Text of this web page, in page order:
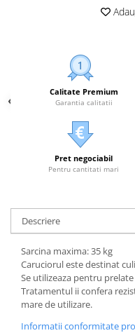
Calitate Premium
Garantia calitatii
Pret negociabil
Pentru cantitati mari
Descriere
Sarcina maxima: 35 kg
Caruciorul este destinat
Se utilizeaza pentru
Tratamentul ii confera
mare de utilizare.
Informatii conformitate